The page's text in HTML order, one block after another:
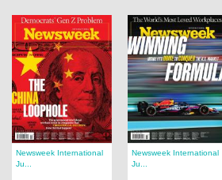
Newsweek International
Ju...
Newsweek International
Ju...